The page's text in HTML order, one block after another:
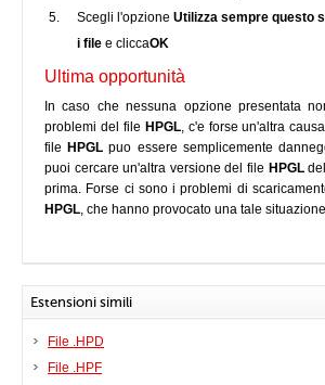
Scegli l'opzione Utilizza sempre questo
i file e cliccaOK
Ultima opportunità
In caso che nessuna opzione presentata
problemi del file HPGL, c'e forse un'altra
file HPGL puo essere semplicemente
puoi cercare un'altra versione del file HPGL
prima. Forse ci sono i problemi di
HPGL, che hanno provocato una tale
Estensioni simili
File .HPD
File .HPF